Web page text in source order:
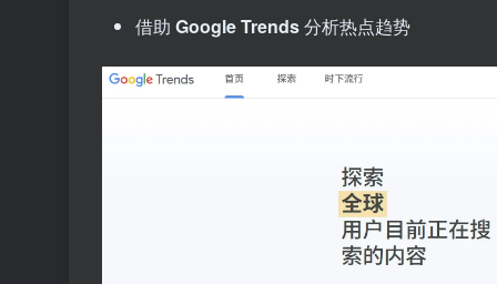
借助 Google Trends分析热点趋势